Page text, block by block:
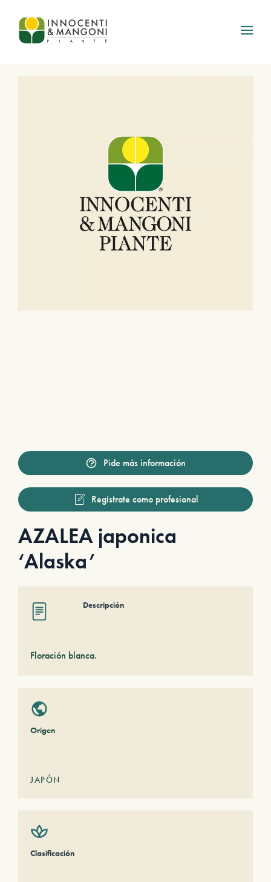
Skip to main content
Pide más información
Regístrate como profesional
AZALEA japonica
‘Alaska’
Descripción
Floración blanca.
Origen
JAPÓN
Clasificación